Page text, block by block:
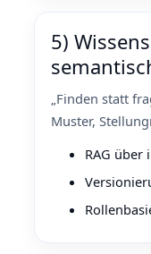
5)
„Finden statt
Muster,
RAG